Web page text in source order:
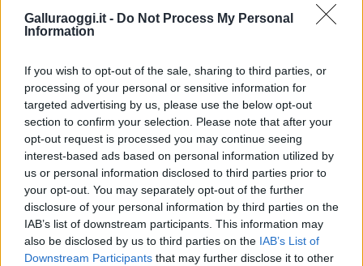
Galluraoggi.it - Do Not Process My Personal
Information
If you wish to opt-out of the sale, sharing to third parties, or
processing of your personal or sensitive information for
targeted advertising by us, please use the below opt-out
section to confirm your selection. Please note that after your
opt-out request is processed you may continue seeing
interest-based ads based on personal information utilized by
us or personal information disclosed to third parties prior to
your opt-out. You may separately opt-out of the further
disclosure of your personal information by third parties on the
IAB’s list of downstream participants. This information may
also be disclosed by us to third parties on the IAB’s List of
Downstream Participants that may further disclose it to other
NECROLOGIE
Mario Malu
Paolo Pinna